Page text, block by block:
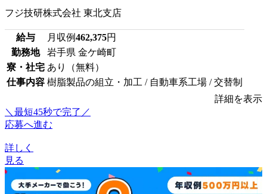
フジ技研株式会社 東北支店
給与 月収例462,375円
勤務地
岩手県 金ケ崎町
寮・社宅 あり（無料）
仕事内容 樹脂製品の組立・加工 / 自動車系工場 / 交替制
詳細を表示
＼最短45秒で完了／
応募へ進む
詳しく
見る